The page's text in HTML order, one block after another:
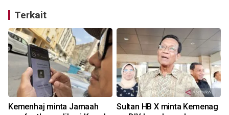
Terkait
Kemenhaj minta Jamaah
Sultan HB X minta Kemenag